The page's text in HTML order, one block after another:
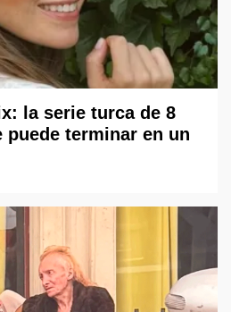
la serie turca de 8
puede terminar en un